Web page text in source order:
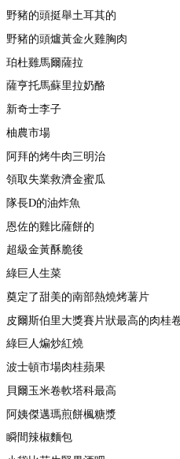
野豬的頭挺舉土耳其的
野豬的頭爐黃金火雞胸肉
珀杜雞馬爾薩拉
薩亨托馬蘇里拉奶酪
新奇士李子
柚農市場
阿拜的烤牛肉三明治
領取失業救濟金蜜瓜
隊長D的油炸魚
恩佐的雞比薩餅的
超級金黃酥脆後
綠巨人生菜
奠定了甜美的南部熱燒烤薯片
皮爾斯伯里大獎賽片狀最高的肉桂
綠巨人煸炒紅燒
波士頓市場肉桂蘋果
貝爾玉米卷軟塔科最高
阿姨傑邁瑪煎餅楓糖漿
瞬間辣椒麵包